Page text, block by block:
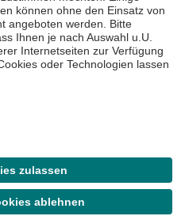
& Co. KGaA 2026